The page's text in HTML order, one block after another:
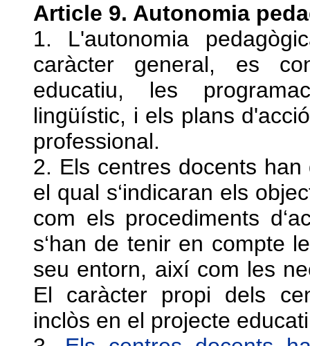
Article 9. Autonomia
1. L'autonomia
caràcter general, es
educatiu, les
lingüístic, i els plans
professional.
2. Els centres docents han
el qual s‘indicaran els
com els procediments
s‘han de tenir en compte
seu entorn, així com les
El caràcter propi dels
inclòs en el projecte